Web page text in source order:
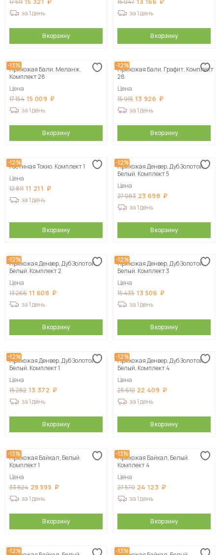
17 511
за 1 день
В корзину
15 047
за 1 день
В корзину
-13%
Прихожая Бали, Меланж.
Комплект 28
Цена
17 154 15 009
за 1 день
В корзину
-12%
Прихожая Бали, Графит. Комплект
28
Цена
15 915 13 926
за 1 день
В корзину
-12%
Гостиная Токио. Комплект 1
Цена
12 811 11 211
за 1 день
В корзину
-12%
Прихожая Денвер, Дуб Золотой,
Белый. Комплект 5
Цена
27 083 23 698
за 1 день
В корзину
-12%
Прихожая Денвер, Дуб Золотой,
Белый. Комплект 2
Цена
13 266 11 608
за 1 день
В корзину
-12%
Прихожая Денвер, Дуб Золотой,
Белый. Комплект 3
Цена
15 435 13 506
за 1 день
В корзину
-12%
Прихожая Денвер, Дуб Золотой,
Белый. Комплект 1
Цена
15 282 13 372
за 1 день
В корзину
-12%
Прихожая Денвер, Дуб Золотой,
Белый. Комплект 4
Цена
25 610 22 409
за 1 день
В корзину
-13%
Прихожая Байкал, Белый.
Комплект 1
Цена
33 824 29 595
за 1 день
В корзину
-13%
Прихожая Байкал, Белый.
Комплект 4
Цена
27 570 24 123
за 1 день
В корзину
-12% -13%